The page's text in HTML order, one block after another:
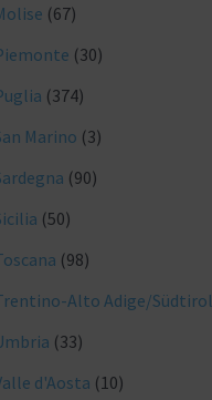
(67)
(30)
(374)
Marino (3)
(90)
(50)
(98)
Alto Adige/Südtirol
(33)
d'Aosta (10)